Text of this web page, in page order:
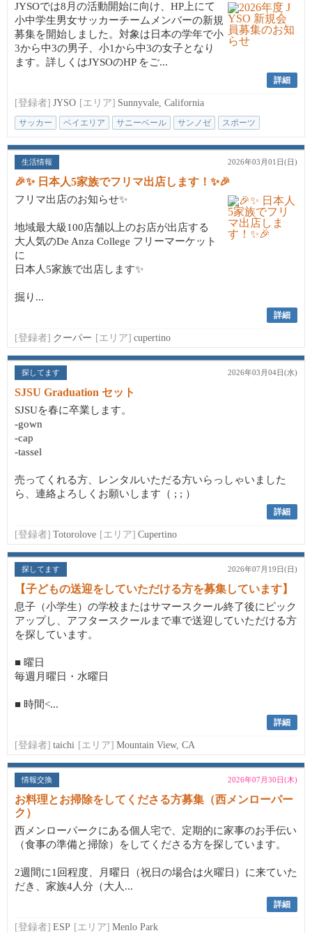
JYSOでは8月の活動開始に向け、HP上にて
小中学生男女サッカーチームメンバーの新規
募集を開始しました。対象は日本の学年で小
3から中3の男子、小1から中3の女子となり
ます。詳しくはJYSOのHP をご...
詳細
[登録者] JYSO [エリア] Sunnyvale, California
サッカー ベイエリア サニーベール サンノゼ スポーツ
生活情報 2026年03月01日(日)
🎉✨ 日本人5家族でフリマ出店します！✨🎉
フリマ出店のお知らせ✨
地域最大級100店舗以上のお店が出店する
大人気のDe Anza College フリーマーケット
に
日本人5家族で出店します✨
掘り...
詳細
[登録者] クーパー [エリア] cupertino
探してます 2026年03月04日(水)
SJSU Graduation セット
SJSUを春に卒業します。
-gown
-cap
-tassel
売ってくれる方、レンタルいただる方いらっしゃいました
ら、連絡よろしくお願いします（ ; ; ）
詳細
[登録者] Totorolove [エリア] Cupertino
探してます 2026年07月19日(日)
【子どもの送迎をしていただける方を募集しています】
息子（小学生）の学校またはサマースクール終了後にピック
アップし、アフタースクールまで車で送迎していただける方
を探しています。
■ 曜日
毎週月曜日・水曜日
■ 時間<...
詳細
[登録者] taichi [エリア] Mountain View, CA
情報交換 2026年07月30日(木)
お料理とお掃除をしてくださる方募集（西メンローパー
ク）
西メンローパークにある個人宅で、定期的に家事のお手伝い
（食事の準備と掃除）をしてくださる方を探しています。
2週間に1回程度、月曜日（祝日の場合は火曜日）に来ていた
だき、家族4人分（大人...
詳細
[登録者] ESP [エリア] Menlo Park